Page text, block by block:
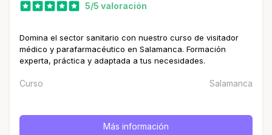
5/5 valoración
Domina el sector sanitario con nuestro curso de visitador
médico y parafarmacéutico en Salamanca. Formación
experta, práctica y adaptada a tus necesidades.
Curso Salamanca
Más información